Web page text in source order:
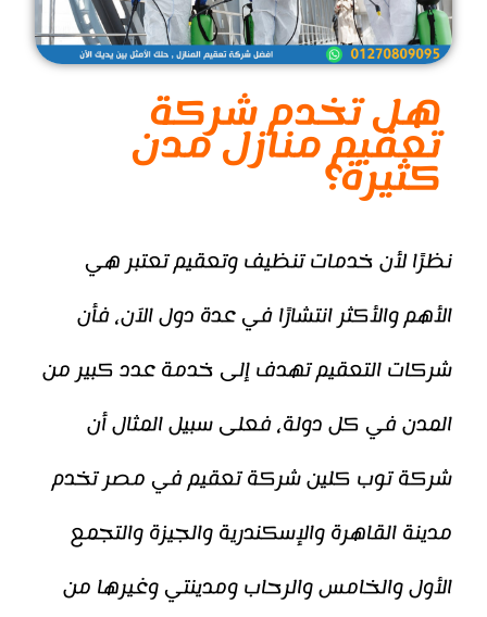
هل تخدم شركة
تعقيم منازل مدن
كثيرة؟
نظرًا لأن خدمات تنظيف وتعقيم تعتبر هي
الأهم والأكثر انتشارًا في عدة دول الآن، فأن
شركات التعقيم تهدف إلى خدمة عدد كبير من
المدن في كل دولة، فعلى سبيل المثال أن
شركة توب كلين شركة تعقيم في مصر تخدم
مدينة القاهرة والإسكندرية والجيزة والتجمع
الأول والخامس والرحاب ومدينتي وغيرها من